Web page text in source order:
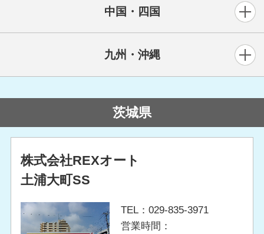
中国・四国
九州・沖縄
茨城県
株式会社REXオート
土浦大町SS
TEL：029-835-3971
営業時間：